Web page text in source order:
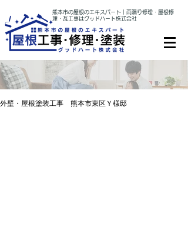
熊本市の屋根のエキスパート｜雨漏り修理・屋根修
理・瓦工事はグッドハート株式会社
外壁・屋根塗装工事 熊本市東区Ｙ様邸